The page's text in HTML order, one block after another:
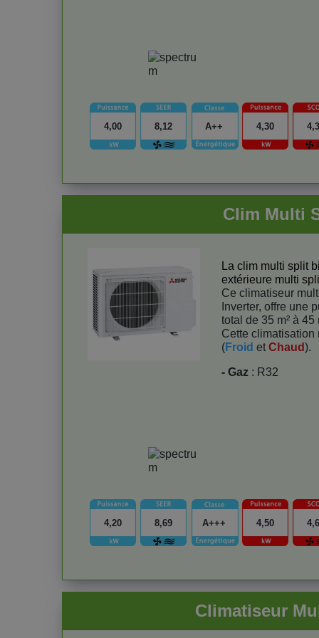
4,00 4,30
8,12 A++
Clim Multi
La clim multi split
extérieure multi
Ce climatiseur
Inverter, offre une
total de 35 m² à 45
Cette
(Froid et Chaud).
- Gaz : R32
4,20 4,50
8,69 A+++
Climatiseur